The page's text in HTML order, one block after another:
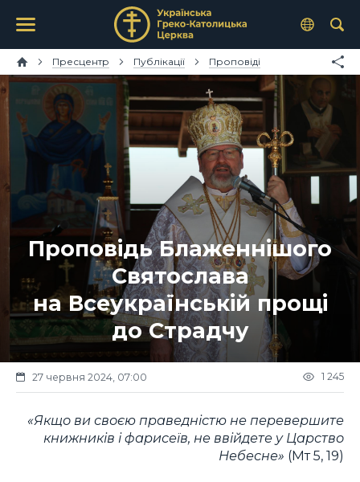
Пресцентр Публікації Проповіді
Проповідь Блаженнішого
Святослава
на Всеукраїнській прощі
до Страдчу
27 червня 2024, 07:00 1 245
«Якщо ви своєю праведністю не перевершите
книжників і фарисеїв, не ввійдете у Царство
Небесне» (Мт 5, 19)